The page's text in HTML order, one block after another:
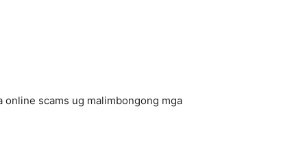
online scams ug malimbongong mga